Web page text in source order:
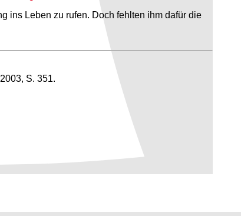
ins Leben zu rufen. Doch fehlten ihm dafür die
S. 351.